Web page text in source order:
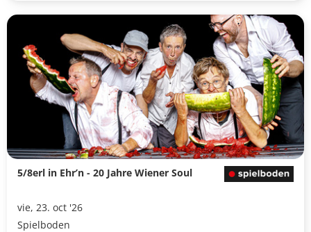
5/8erl in Ehr’n - 20 Jahre Wiener Soul
vie, 23. oct '26
Spielboden